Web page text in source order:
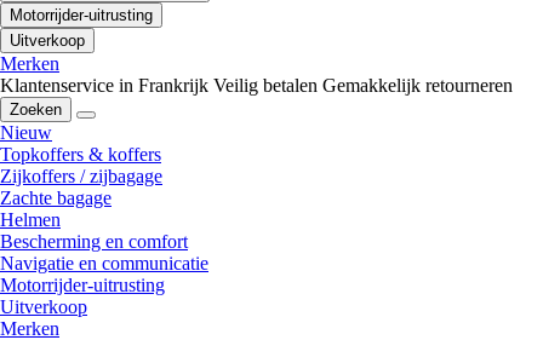
Motorrijder-uitrusting
Uitverkoop
Merken
Klantenservice in Frankrijk Veilig betalen Gemakkelijk retourneren
Zoeken
Nieuw
Topkoffers & koffers
Zijkoffers / zijbagage
Zachte bagage
Helmen
Bescherming en comfort
Navigatie en communicatie
Motorrijder-uitrusting
Uitverkoop
Merken